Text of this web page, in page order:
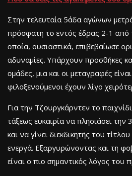
Στην τελευταία 5άδα αγώνων
πρόσφατη το εντός έδρας 2-1 από
οποία, ουσιαστικά, επιβεβαίωσε
αδυναμίες. Υπάρχουν προσθήκες
ομάδες, μια και οι μεταγραφές
φιλοξενούμενοι έχουν λίγο
Για την Τζουργκάρντεν το
τάξεως ευκαιρία να πλησιάσει την
και να γίνει διεκδικητής του
ενεργά. Εξαργυρώνοντας και τη
είναι ο πιο σημαντικός λόγος του